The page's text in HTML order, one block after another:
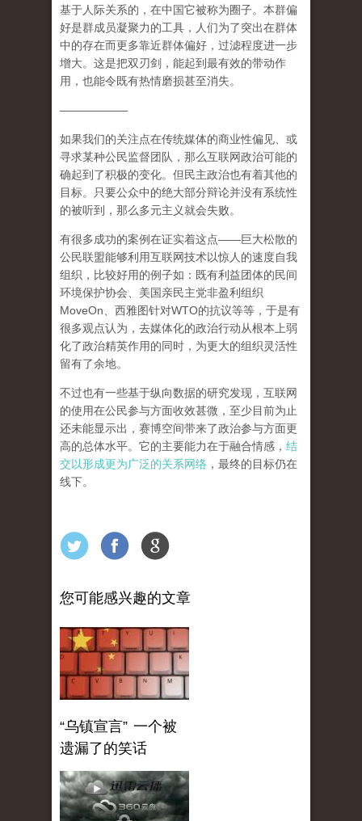
基于人际关系的 ，在中国它被称为圈子。本群偏
好是群成员凝聚力的工具，人们为了突出在群体
中的存在而更多靠近群体偏好，过滤程度进一步
增大。这是把双刃剑，能起到最有效的带动作
用，也能令既有热情磨损甚至消失。
——————
如果我们的关注点在传统媒体的商业性偏见、或
寻求某种公民监督团队，那么互联网政治可能的
确起到了积极的变化。但民主政治也有着其他的
目标。只要公众中的绝大部分辩论并没有系统性
的被听到，那么多元主义就会失败。
有很多成功的案例在证实着这点——巨大松散的
公民联盟能够利用互联网技术以惊人的速度自我
组织 ，比较好用的例子如：既有利益团体的民间
环境保护协会、美国亲民主党非盈利组织
MoveOn 、西雅图针对WTO的抗议等等，于是有
很多观点认为，去媒体化的政治行动从根本上弱
化了政治精英作用的同时，为更大的组织灵活性
留有了余地。
不过也有一些基于纵向数据的研究发现，互联网
的使用在公民参与方面收效甚微，至少目前为止
还未能显示出，赛博空间带来了政治参与方面更
高的总体水平。它的主要能力在于融合情感， 结
交以形成更为广泛的关系网络 ，最终的目标仍在
线下。
您可能感兴趣的文章
“乌镇宣言” 一个被
遗漏了的笑话